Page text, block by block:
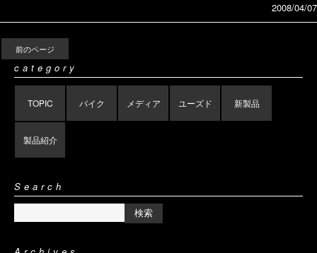
2008/04/07
前のページ
category
TOPIC バイク メディア ユーズド 新製品
製品紹介
Search